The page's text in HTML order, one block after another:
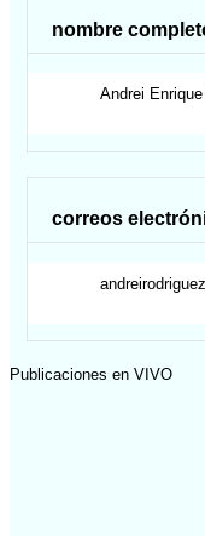
nombre
Andrei Enrique
correos
Publicaciones en VIVO